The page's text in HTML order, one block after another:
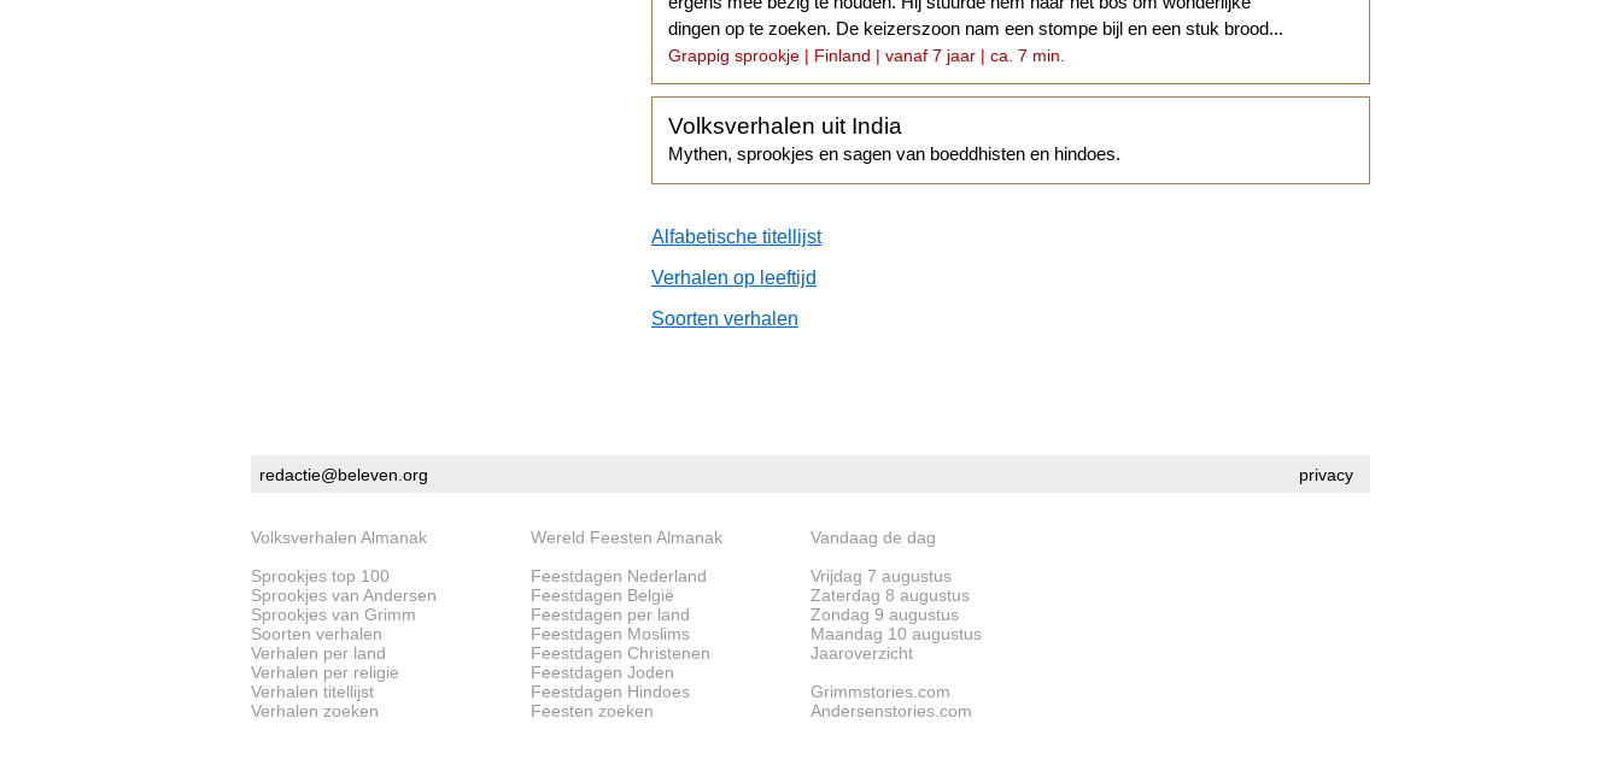
dingen op te zoeken. De keizerszoon nam een stompe bijl en een stuk brood...
Grappig sprookje | Finland | vanaf 7 jaar | ca. 7 min.
Volksverhalen uit India
Mythen, sprookjes en sagen van boeddhisten en hindoes.
Alfabetische titellijst
Verhalen op leeftijd
Soorten verhalen
privacy
redactie@beleven.org
Volksverhalen Almanak
Sprookjes top 100
Sprookjes van Andersen
Sprookjes van Grimm
Soorten verhalen
Verhalen per land
Verhalen per religie
Verhalen titellijst
Verhalen zoeken
Wereld Feesten Almanak
Feestdagen Nederland
Feestdagen België
Feestdagen per land
Feestdagen Moslims
Feestdagen Christenen
Feestdagen Joden
Feestdagen Hindoes
Feesten zoeken
Vandaag de dag
Vrijdag 7 augustus
Zaterdag 8 augustus
Zondag 9 augustus
Maandag 10 augustus
Jaaroverzicht
Grimmstories.com
Andersenstories.com